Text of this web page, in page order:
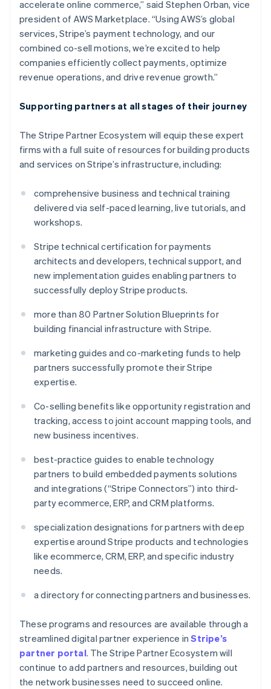
accelerate online commerce,” said Stephen Orban, vice
president of AWS Marketplace. “Using AWS’s global
services, Stripe’s payment technology, and our
combined co-sell motions, we’re excited to help
companies efficiently collect payments, optimize
revenue operations, and drive revenue growth.”
Supporting partners at all stages of their journey
The Stripe Partner Ecosystem will equip these expert
firms with a full suite of resources for building products
and services on Stripe’s infrastructure, including:
comprehensive business and technical training
delivered via self-paced learning, live tutorials, and
workshops.
Stripe technical certification for payments
architects and developers, technical support, and
new implementation guides enabling partners to
successfully deploy Stripe products.
more than 80 Partner Solution Blueprints for
building financial infrastructure with Stripe.
marketing guides and co-marketing funds to help
partners successfully promote their Stripe
expertise.
Co-selling benefits like opportunity registration and
tracking, access to joint account mapping tools, and
new business incentives.
best-practice guides to enable technology
partners to build embedded payments solutions
and integrations (“Stripe Connectors”) into third-
party ecommerce, ERP, and CRM platforms.
specialization designations for partners with deep
expertise around Stripe products and technologies
like ecommerce, CRM, ERP, and specific industry
needs.
a directory for connecting partners and businesses.
These programs and resources are available through a
streamlined digital partner experience inStripe’s
partner portal. The Stripe Partner Ecosystem will
continue to add partners and resources, building out
the network businesses need to succeed online.
เบลเยียม
NederlandsFrançaisDeutschEnglish
โปรตุเกส
Português English
โปแลนด์
English
ฝรั่งเศส
ฟินแลนด์
มอลตา
English
มาเลเซีย
English简体中文
EspañolEnglish
ยิบรอลตาร์
English
เยอรมนี
โรมาเนีย
English
ลักเซมเบิร์ก
FrançaisDeutschEnglish
English
ลิกเตนสไตน์
ลิทัวเนีย
English
EspañolEnglish
สโลวาเกีย
English
สโลวีเนีย
EnglishItaliano
DeutschFrançais ItalianoEnglish
สวีเดน
SvenskaEnglish
สหรัฐอเมริกา
EnglishEspañol 简体中文
สหรัฐอาหรับเอมิเรตส์
English
สหราชอาณาจักร
English
สาธารณรัฐเช็ก
สิงคโปร์
ออสเตรเลีย
English
ออสเตรีย
DeutschEnglish
อิตาลี
ItalianoEnglish